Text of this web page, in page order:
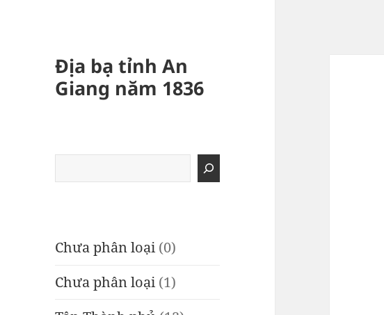
Địa bạ tỉnh An
Giang năm 1836
kiếm
Chưa phân loại(0)
Chưa phân loại(1)